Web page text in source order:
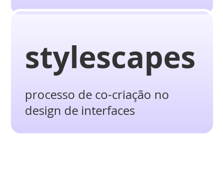
stylescapes
processo de co-criação no
design de interfaces